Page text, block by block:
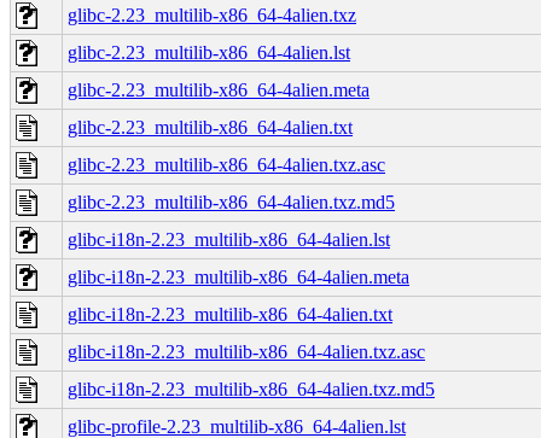
glibc-2.23_multilib-x86_64-4alien.txz
glibc-2.23_multilib-x86_64-4alien.lst
glibc-2.23_multilib-x86_64-4alien.meta
glibc-2.23_multilib-x86_64-4alien.txt
glibc-2.23_multilib-x86_64-4alien.txz.asc
glibc-2.23_multilib-x86_64-4alien.txz.md5
glibc-i18n-2.23_multilib-x86_64-4alien.lst
glibc-i18n-2.23_multilib-x86_64-4alien.meta
glibc-i18n-2.23_multilib-x86_64-4alien.txt
glibc-i18n-2.23_multilib-x86_64-4alien.txz.asc
glibc-i18n-2.23_multilib-x86_64-4alien.txz.md5
glibc-profile-2.23_multilib-x86_64-4alien.lst